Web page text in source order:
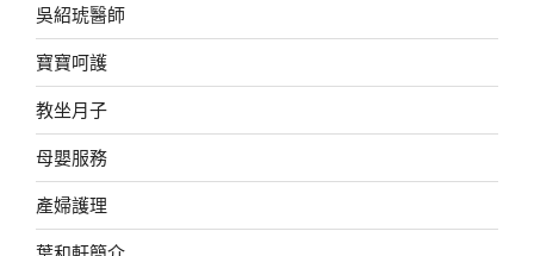
吳紹琥醫師
寶寶呵護
教坐月子
母嬰服務
產婦護理